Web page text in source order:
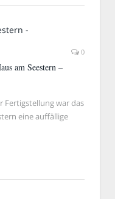
0
am Seestern –
Fertigstellung war das
eine auffällige